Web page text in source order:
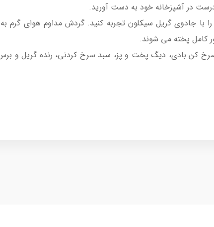
در آشپزخانه خود به دست آورید.
با جادوی گریل سیکلون تجربه کنید. گردش مداوم هوای گرم
کامل پخته می شوند.
کن بادی، دیگ پخت و پز، سبد سرخ کردنی، رنده گریل و